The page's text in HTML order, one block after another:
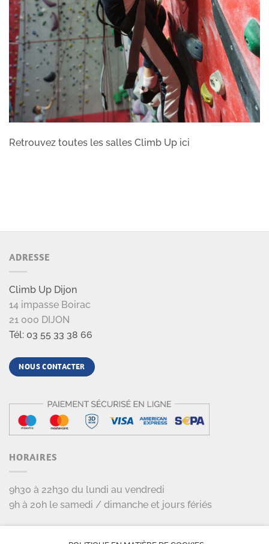
Retrouvez toutes les salles Climb Up ici
ADRESSE
Climb Up Dijon
14 impasse Boirac
21 000 DIJON
Tél: 03 55 33 38 66
NOUS CONTACTER
HORAIRES
9h30 à 22h30 du lundi au vendredi
9h à 20h le samedi / dimanche et jours fériés